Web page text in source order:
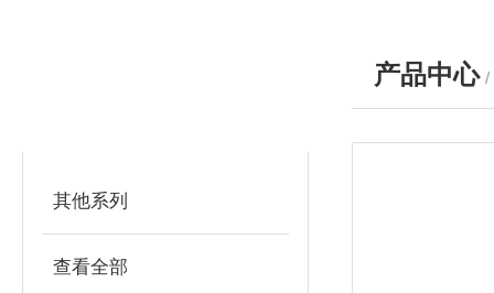
其他系列
查看全部
产品中心 /